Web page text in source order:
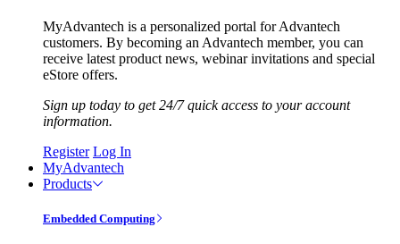
MyAdvantech is a personalized portal for Advantech
customers. By becoming an Advantech member, you can
receive latest product news, webinar invitations and special
eStore offers.
Sign up today to get 24/7 quick access to your account
information.
Register Log In
MyAdvantech
Products
Embedded Computing